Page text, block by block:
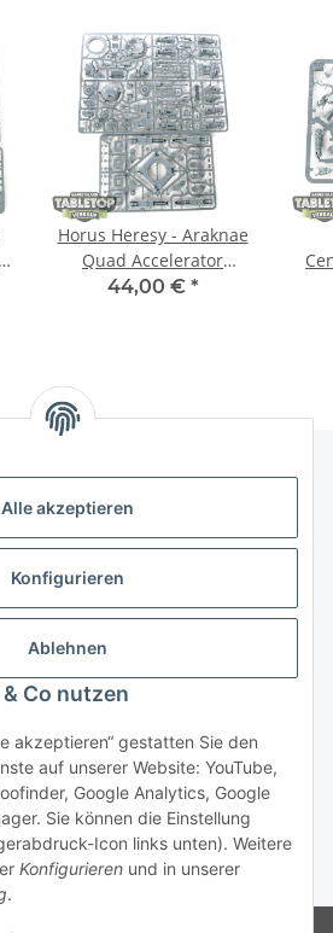
Alle akzeptieren
Konfigurieren
Ablehnen
Co nutzen
akzeptieren“ gestatten Sie den
auf unserer Website: YouTube,
Google Analytics, Google
Sie können die Einstellung
Icon links unten). Weitere
Konfigurieren und in unserer
.
Horus Heresy - Araknae
Quad Accelerator
Platform - im
44,00 € *
wiederrufen
USt., zzgl.Versand